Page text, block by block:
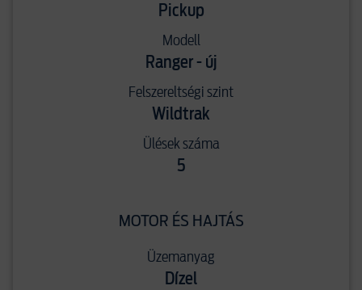
Pickup
Modell
Ranger - új
Felszereltségi szint
Wildtrak
Ülések száma
5
MOTOR ÉS HAJTÁS
Üzemanyag
Dízel